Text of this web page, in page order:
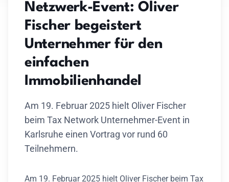
Netzwerk-Event: Oliver
Fischer begeistert
Unternehmer für den
einfachen
Immobilienhandel
Am 19. Februar 2025 hielt Oliver Fischer
beim Tax Network Unternehmer-Event in
Karlsruhe einen Vortrag vor rund 60
Teilnehmern.
Am 19. Februar 2025 hielt Oliver Fischer beim Tax